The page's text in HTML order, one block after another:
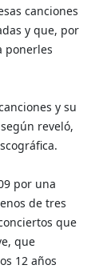
canciones
y que, por
ponerles
y su
reveló,
por una
de tres
que
que
12 años